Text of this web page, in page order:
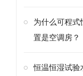
为什么可程式
置是空调房？
恒温恒湿试验